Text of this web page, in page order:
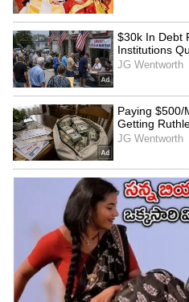
ఒకరోజు పూర్తిగా
అయితే అత్యవసర పరిస్థితులను
ఎంపిక చేసిన మెడికల్
ఉంచనున్నట్లు సమాచారం.
అనుబంధంగా ఉన్న ఇన్‌హౌస్
కోసం పనిచేసే అవకాశం ఉంది.
కూడా అత్యవసర అవసరాల
మెడికల్ షాపులను తెరిచి ఉంచే
వ్యాపార వర్గాలు